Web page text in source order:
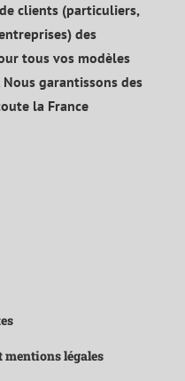
clients (particuliers,
des
tous vos modèles
garantissons des
la France
légales